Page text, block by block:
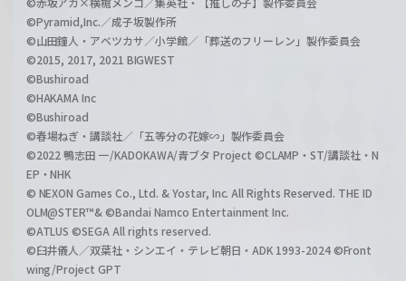
©Pyramid,Inc.／成子坂製作所
©山田鐘人・アベツカサ／小学館／「葬送のフリーレン」製作委員会
©2015, 2017, 2021 BIGWEST
©Bushiroad
©HAKAMA Inc
©Bushiroad
©春場ねぎ・講談社／「五等分の花嫁∽」製作委員会
©2022 鴨志田 一/KADOKAWA/青ブタ Project ©CLAMP・ST/講談社・N
EP・NHK
© NEXON Games Co., Ltd. & Yostar, Inc. All Rights Reserved. THE ID
OLM@STER™& ©Bandai Namco Entertainment Inc.
©ATLUS ©SEGA All rights reserved.
©臼井儀人／双葉社・シンエイ・テレビ朝日・ADK 1993-2024 ©Front
wing/Project GPT